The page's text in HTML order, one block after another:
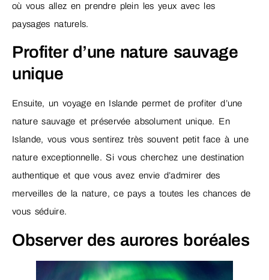
où vous allez en prendre plein les yeux avec les
paysages naturels.
Profiter d’une nature sauvage
unique
Ensuite, un voyage en Islande permet de profiter d’une
nature sauvage et préservée absolument unique. En
Islande, vous vous sentirez très souvent petit face à une
nature exceptionnelle. Si vous cherchez une destination
authentique et que vous avez envie d’admirer des
merveilles de la nature, ce pays a toutes les chances de
vous séduire.
Observer des aurores boréales